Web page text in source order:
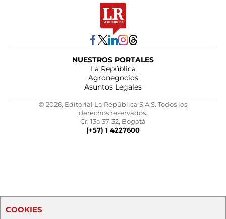
NUESTROS PORTALES
La República
Agronegocios
Asuntos Legales
© 2026, Editorial La República S.A.S. Todos los
derechos reservados.
Cr. 13a 37-32, Bogotá
(+57) 1 4227600
COOKIES